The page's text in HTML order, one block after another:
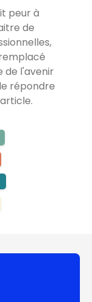
peur à
de
de l'avenir
répondre